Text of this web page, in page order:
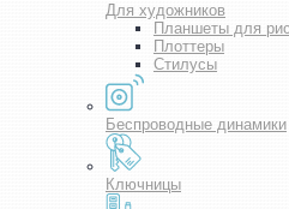
Для художников
Планшеты для
Плоттеры
Стилусы
Беспроводные динамики
Ключницы